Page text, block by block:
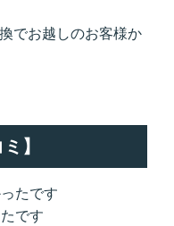
でお越しのお客様か
】
たです
です